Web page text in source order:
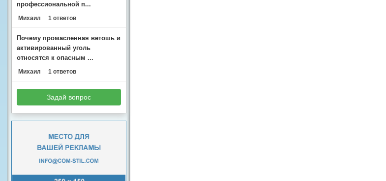
профессиональной п...
Михаил 1 ответов
Почему промасленная ветошь и
активированный уголь
относятся к опасным ...
Михаил 1 ответов
Задай вопрос